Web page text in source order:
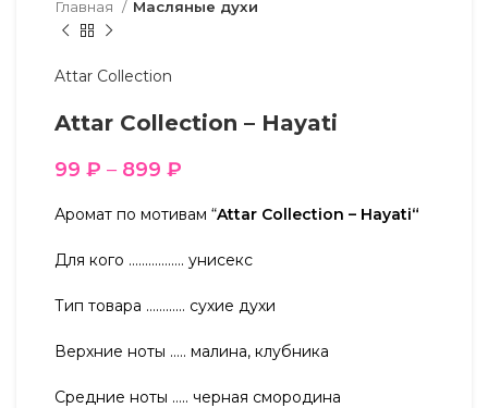
Главная Масляные духи
Attar Collection
Attar Collection – Hayati
99 ₽ – 899 ₽
Аромат по мотивам “Attar Collection – Hayati“
Для кого …………….. унисекс
Тип товара ………… сухие духи
Верхние ноты ….. малина, клубника
Средние ноты ….. черная смородина